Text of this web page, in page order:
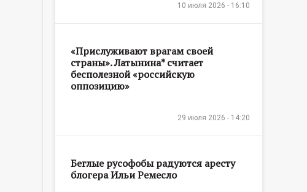
10 июля 2026 - 16:10
«Прислуживают врагам своей
страны». Латынина* считает
бесполезной «российскую
оппозицию»
29 июля 2026 - 14:20
Беглые русофобы радуются аресту
блогера Ильи Ремесло